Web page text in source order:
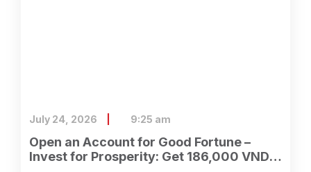
Open an Account for Good Fortune –
Invest for Prosperity: Get 186,000 VND
July 24, 2026 9:25 am